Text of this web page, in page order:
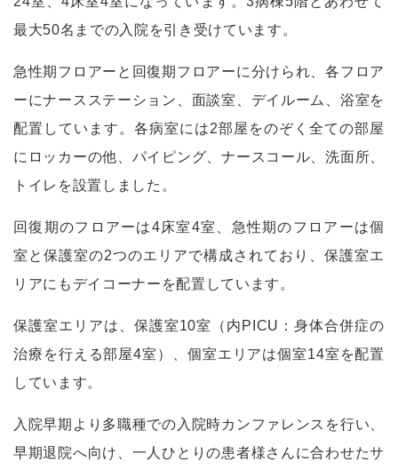
最大50名までの入院を引き受けています。
急性期フロアーと回復期フロアーに分けられ、各フロア
ーにナースステーション、面談室、デイルーム、浴室を
配置しています。各病室には2部屋をのぞく全ての部屋
にロッカーの他、パイピング、ナースコール、洗面所、
トイレを設置しました。
回復期のフロアーは4床室4室、急性期のフロアーは個
室と保護室の2つのエリアで構成されており、保護室エ
リアにもデイコーナーを配置しています。
保護室エリアは、保護室10室（内PICU：身体合併症の
治療を行える部屋4室）、個室エリアは個室14室を配置
しています。
入院早期より多職種での入院時カンファレンスを行い、
早期退院へ向け、一人ひとりの患者様さんに合わせたサ